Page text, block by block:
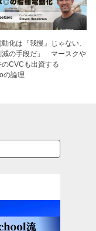
動化は『我慢』じゃない、
減の手段だ」 マースクや
CVCも出資する
の論理